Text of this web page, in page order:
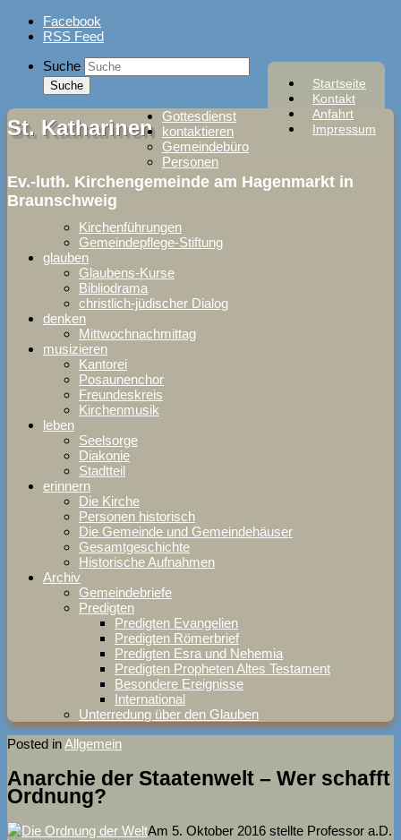
Skip
Facebook
RSS Feed
Startseite
Kontakt
Anfahrt
Impressum
Suche
St. Katharinen
Ev.-luth. Kirchengemeinde am Hagenmarkt in
Braunschweig
Gottesdienst
kontaktieren
Gemeindebüro
Personen
Kirchenführungen
Gemeindepflege-Stiftung
glauben
Glaubens-Kurse
Bibliodrama
christlich-jüdischer Dialog
denken
Mittwochnachmittag
musizieren
Kantorei
Posaunenchor
Freundeskreis
Kirchenmusik
leben
Seelsorge
Diakonie
Stadtteil
erinnern
Die Kirche
Personen historisch
Die Gemeinde und Gemeindehäuser
Gesamtgeschichte
Historische Aufnahmen
Archiv
Gemeindebriefe
Predigten
Predigten Evangelien
Predigten Römerbrief
Predigten Esra und Nehemia
Predigten Propheten Altes Testament
Besondere Ereignisse
International
Unterredung über den Glauben
Posted inAllgemein
Anarchie der Staatenwelt – Wer schafft
Ordnung?
Am 5. Oktober 2016 stellte Professor a.D.